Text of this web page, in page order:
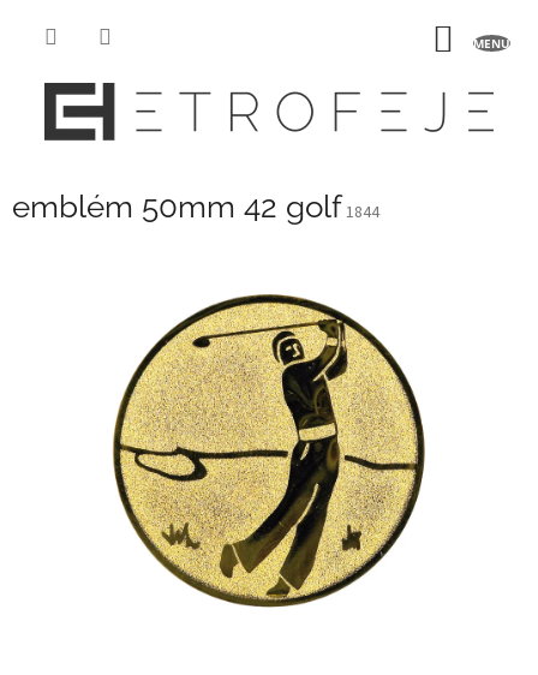
emblém 50mm 42 golf1844